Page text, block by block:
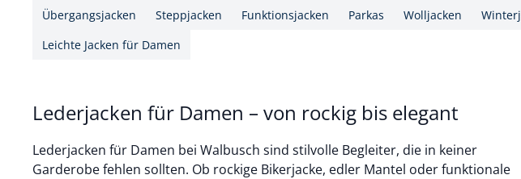
Übergangsjacken Steppjacken Funktionsjacken Parkas Wolljacken
Leichte Jacken für Damen
Lederjacken für Damen – von rockig bis elegant
Lederjacken für Damen bei Walbusch sind stilvolle Begleiter, die in keiner
Garderobe fehlen sollten. Ob rockige Bikerjacke, edler Mantel oder funktionale